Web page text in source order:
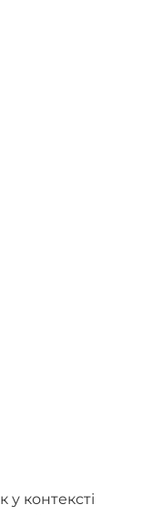
у контексті